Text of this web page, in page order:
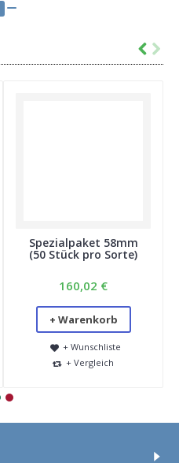
Spezialpaket 58mm
(50 Stück pro Sorte)
160,02 €
+ Warenkorb
+ Wunschliste
+ Vergleich